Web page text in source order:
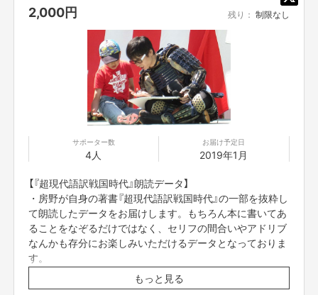
2,000円 残り： 制限なし
サポーター数
4人
お届け予定日
2019年1月
【『超現代語訳戦国時代』朗読データ】
・房野が自身の著書『超現代語訳戦国時代』の一部を抜粋し
て朗読したデータをお届けします。もちろん本に書いてあ
ることをなぞるだけではなく、セリフの間合いやアドリブ
なんかも存分にお楽しみいただけるデータとなっておりま
す。
※朗読は書籍全部ではございません。本の中の一部分とさ
せていただきます。何卒ご了承ください。
もっと見る